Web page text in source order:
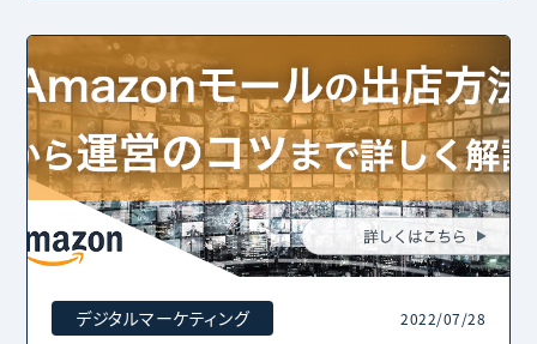
デジタルマーケティング 2022/07/28